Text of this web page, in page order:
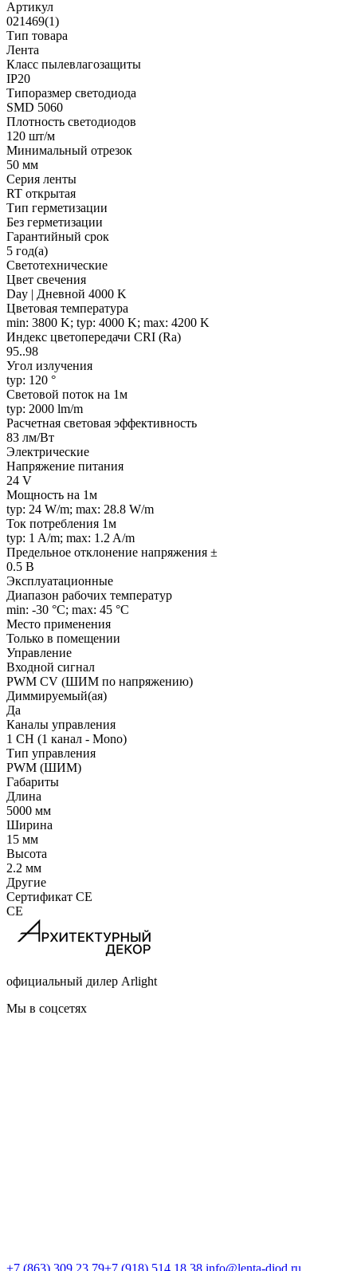
Артикул
021469(1)
Тип товара
Лента
Класс пылевлагозащиты
IP20
Типоразмер светодиода
SMD 5060
Плотность светодиодов
120 шт/м
Минимальный отрезок
50 мм
Серия ленты
RT открытая
Тип герметизации
Без герметизации
Гарантийный срок
5 год(а)
Светотехнические
Цвет свечения
Day | Дневной 4000 K
Цветовая температура
min: 3800 K; typ: 4000 K; max: 4200 K
Индекс цветопередачи CRI (Ra)
95..98
Угол излучения
typ: 120 °
Световой поток на 1м
typ: 2000 lm/m
Расчетная световая эффективность
83 лм/Вт
Электрические
Напряжение питания
24 V
Мощность на 1м
typ: 24 W/m; max: 28.8 W/m
Ток потребления 1м
typ: 1 A/m; max: 1.2 A/m
Предельное отклонение напряжения ±
0.5 В
Эксплуатационные
Диапазон рабочих температур
min: -30 °C; max: 45 °C
Место применения
Только в помещении
Управление
Входной сигнал
PWM СV (ШИМ по напряжению)
Диммируемый(ая)
Да
Каналы управления
1 CH (1 канал - Mono)
Тип управления
PWM (ШИМ)
Габариты
Длина
5000 мм
Ширина
15 мм
Высота
2.2 мм
Другие
Сертификат CE
CE
официальный дилер Arlight
Мы в соцсетях